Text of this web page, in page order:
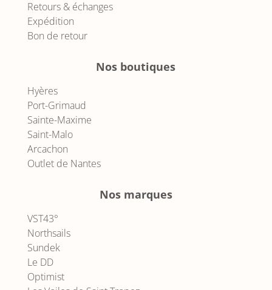
Retours & échanges
Expédition
Bon de retour
Nos boutiques
Hyères
Port-Grimaud
Sainte-Maxime
Saint-Malo
Arcachon
Outlet de Nantes
Nos marques
VST43°
Northsails
Sundek
Le DD
Optimist